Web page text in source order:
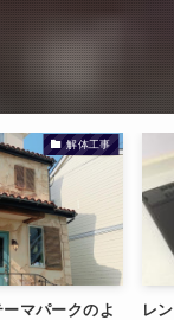
解体工事
マパークのよ
レ